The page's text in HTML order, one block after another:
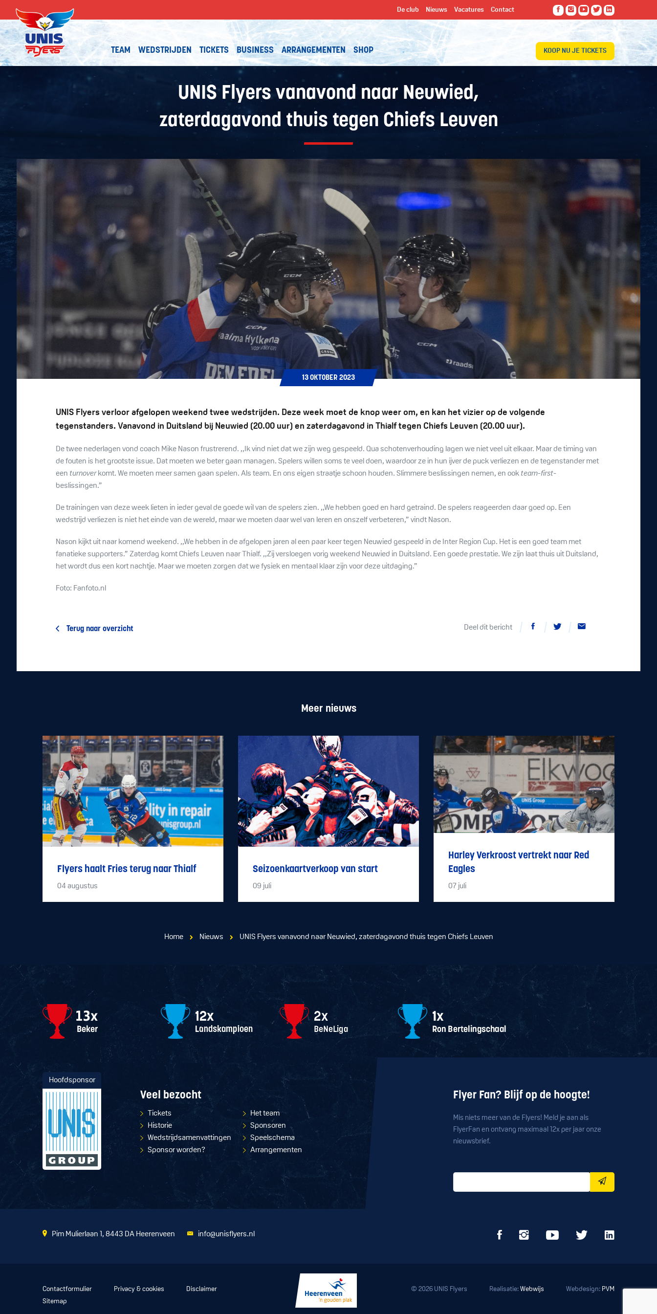
De club Nieuws Vacatures Contact
TEAM WEDSTRIJDEN TICKETS BUSINESS ARRANGEMENTEN SHOP KOOP NU JE TICKETS
UNIS Flyers vanavond naar Neuwied,
zaterdagavond thuis tegen Chiefs Leuven
13 OKTOBER 2023
UNIS Flyers verloor afgelopen weekend twee wedstrijden. Deze week moet de knop weer om, en kan het vizier op de volgende
tegenstanders. Vanavond in Duitsland bij Neuwied (20.00 uur) en zaterdagavond in Thialf tegen Chiefs Leuven (20.00 uur).
De twee nederlagen vond coach Mike Nason frustrerend. ,,Ik vind niet dat we zijn weg gespeeld. Qua schotenverhouding lagen we niet veel uit elkaar. Maar de timing van
de fouten is het grootste issue. Dat moeten we beter gaan managen. Spelers willen soms te veel doen, waardoor ze in hun ijver de puck verliezen en de tegenstander met
een turnoverkomt. We moeten meer samen gaan spelen. Als team. En ons eigen straatje schoon houden. Slimmere beslissingen nemen, en ook team-first-
beslissingen.”
De trainingen van deze week lieten in ieder geval de goede wil van de spelers zien. ,,We hebben goed en hard getraind. De spelers reageerden daar goed op. Een
wedstrijd verliezen is niet het einde van de wereld, maar we moeten daar wel van leren en onszelf verbeteren,” vindt Nason.
Nason kijkt uit naar komend weekend. ,,We hebben in de afgelopen jaren al een paar keer tegen Neuwied gespeeld in de Inter Region Cup. Het is een goed team met
fanatieke supporters.” Zaterdag komt Chiefs Leuven naar Thialf. ,,Zij versloegen vorig weekend Neuwied in Duitsland. Een goede prestatie. We zijn laat thuis uit Duitsland,
het wordt dus een kort nachtje. Maar we moeten zorgen dat we fysiek en mentaal klaar zijn voor deze uitdaging.”
Foto: Fanfoto.nl
Terug naar overzicht Deel dit bericht
Meer nieuws
Flyers haalt Fries terug naar Thialf
04 augustus
Seizoenkaartverkoop van start
09 juli
Harley Verkroost vertrekt naar Red
Eagles
07 juli
Home Nieuws UNIS Flyers vanavond naar Neuwied, zaterdagavond thuis tegen Chiefs Leuven
Hoofdsponsor
Veel bezocht
Tickets
Het team
Historie
Sponsoren
Wedstrijdsamenvattingen
Speelschema
Sponsor worden?
Arrangementen
Flyer Fan? Blijf op de hoogte!
Mis niets meer van de Flyers! Meld je aan als
FlyerFan en ontvang maximaal 12x per jaar onze
nieuwsbrief.
Pim Mulierlaan 1, 8443 DA Heerenveen info@unisflyers.nl
Contactformulier Privacy & cookies
Disclaimer
Sitemap
© 2026 UNIS Flyers Realisatie: Webwijs Webdesign: PVM